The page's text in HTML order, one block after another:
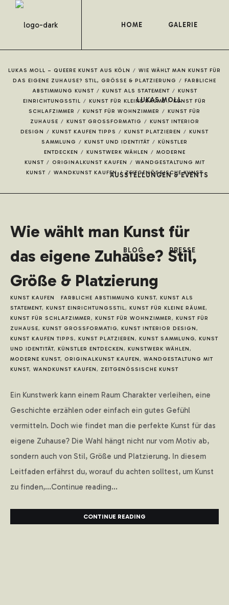
HOME GALERIE
LUKAS MOLL
AUSSTELLUNGEN & EVENTS
BLOG PRESSE
LUKAS MOLL – QUEERE KUNST AUS KÖLN / WIE WÄHLT MAN KUNST FÜR
DAS EIGENE ZUHAUSE? STIL, GRÖSSE & PLATZIERUNG
/ FARBLICHE
ABSTIMMUNG KUNST / KUNST ALS STATEMENT / KUNST
EINRICHTUNGSSTIL / KUNST FÜR KLEINE RÄUME / KUNST FÜR
SCHLAFZIMMER / KUNST FÜR WOHNZIMMER / KUNST FÜR
ZUHAUSE / KUNST GROSSFORMATIG / KUNST INTERIOR
DESIGN / KUNST KAUFEN TIPPS / KUNST PLATZIEREN / KUNST
SAMMLUNG / KUNST UND IDENTITÄT / KÜNSTLER
ENTDECKEN / KUNSTWERK WÄHLEN / MODERNE
KUNST / ORIGINALKUNST KAUFEN / WANDGESTALTUNG MIT
KUNST / WANDKUNST KAUFEN / ZEITGENÖSSISCHE KUNST
Wie wählt man Kunst für
das eigene Zuhause? Stil,
Größe & Platzierung
KUNST KAUFEN FARBLICHE ABSTIMMUNG KUNST, KUNST ALS
STATEMENT, KUNST EINRICHTUNGSSTIL, KUNST FÜR KLEINE RÄUME,
KUNST FÜR SCHLAFZIMMER, KUNST FÜR WOHNZIMMER, KUNST FÜR
ZUHAUSE, KUNST GROSSFORMATIG , KUNST INTERIOR DESIGN,
KUNST KAUFEN TIPPS, KUNST PLATZIEREN, KUNST SAMMLUNG, KUNST
UND IDENTITÄT, KÜNSTLER ENTDECKEN, KUNSTWERK WÄHLEN,
MODERNE KUNST, ORIGINALKUNST KAUFEN, WANDGESTALTUNG MIT
KUNST, WANDKUNST KAUFEN, ZEITGENÖSSISCHE KUNST
Ein Kunstwerk kann einem Raum Charakter verleihen, eine
Geschichte erzählen oder einfach ein gutes Gefühl
vermitteln. Doch wie findet man die perfekte Kunst für das
eigene Zuhause? Die Wahl hängt nicht nur vom Motiv ab,
sondern auch von Stil, Größe und Platzierung. In diesem
Leitfaden erfährst du, worauf du achten solltest, um Kunst
zu finden,...Continue reading...
CONTINUE READING